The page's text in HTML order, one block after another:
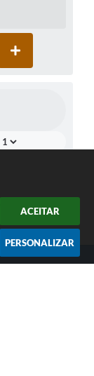
ACEITAR
PERSONALIZAR